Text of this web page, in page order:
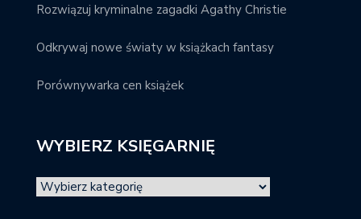
Rozwiązuj kryminalne zagadki Agathy Christie
Odkrywaj nowe światy w książkach fantasy
Porównywarka cen książek
WYBIERZ KSIĘGARNIĘ